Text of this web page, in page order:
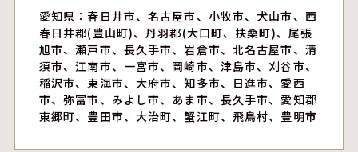
愛知県：春日井市、名古屋市、小牧市、犬山市、西
春日井郡(豊山町)、丹羽郡(大口町、扶桑町)、尾張
旭市、瀬戸市、長久手市、岩倉市、北名古屋市、清
須市、江南市、一宮市、岡崎市、津島市、刈谷市、
稲沢市、東海市、大府市、知多市、日進市、愛西
市、弥富市、みよし市、あま市、長久手市、愛知郡
東郷町、豊田市、大治町、蟹江町、飛鳥村、豊明市